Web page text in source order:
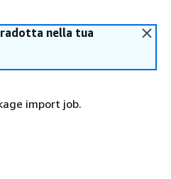
nella tua
import job.